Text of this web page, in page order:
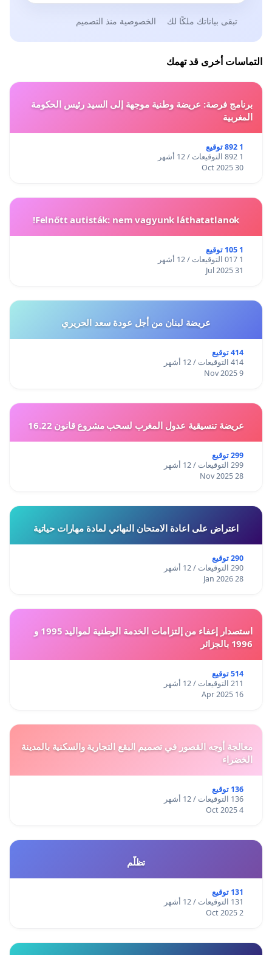
تبقى بياناتك ملكًا لك الخصوصية منذ التصميم
التماسات أخرى قد تهمك
برنامج فرصة: عريضة وطنية موجهة إلى السيد رئيس الحكومة
المغربية
1 892 توقيع
1 892 التوقيعات / 12 أشهر
30 Oct 2025
Felnőtt autisták: nem vagyunk láthatatlanok!
1 105 توقيع
1 017 التوقيعات / 12 أشهر
31 Jul 2025
عريضة لبنان من أجل عودة سعد الحريري
414 توقيع
414 التوقيعات / 12 أشهر
9 Nov 2025
عريضة تنسيقية عدول المغرب لسحب مشروع قانون 16.22
299 توقيع
299 التوقيعات / 12 أشهر
28 Nov 2025
اعتراض على اعادة الامتحان النهائي لمادة مهارات حياتية
290 توقيع
290 التوقيعات / 12 أشهر
28 Jan 2026
استصدار إعفاء من إلتزامات الخدمة الوطنية لمواليد 1995 و
1996 بالجزائر
514 توقيع
211 التوقيعات / 12 أشهر
16 Apr 2025
معالجة أوجه القصور في تصميم البقع التجارية والسكنية بالمدينة
الخضراء
136 توقيع
136 التوقيعات / 12 أشهر
4 Oct 2025
تظلّم
131 توقيع
131 التوقيعات / 12 أشهر
2 Oct 2025